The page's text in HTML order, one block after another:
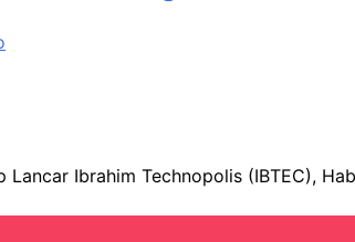
Lancar Ibrahim Technopolis (IBTEC),